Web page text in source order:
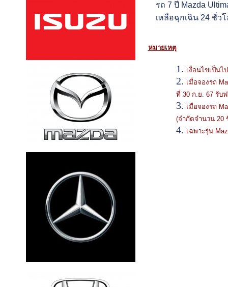
รถ 7 ปี Mazda
เหลือฉุกเฉิน 24 ชั่ว
หมายเหตุ
เงื่อนไขเป็น
เมื่อจองรถ
ที่ 30 ก.ย. 67 รับ
เมื่อจองรถ
(จำกัดจำนวน 20
เฉพาะรุ่น